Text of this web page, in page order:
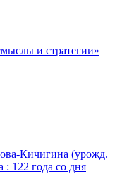
и стратегии»
Кичигина (урожд.
: 122 года со дня